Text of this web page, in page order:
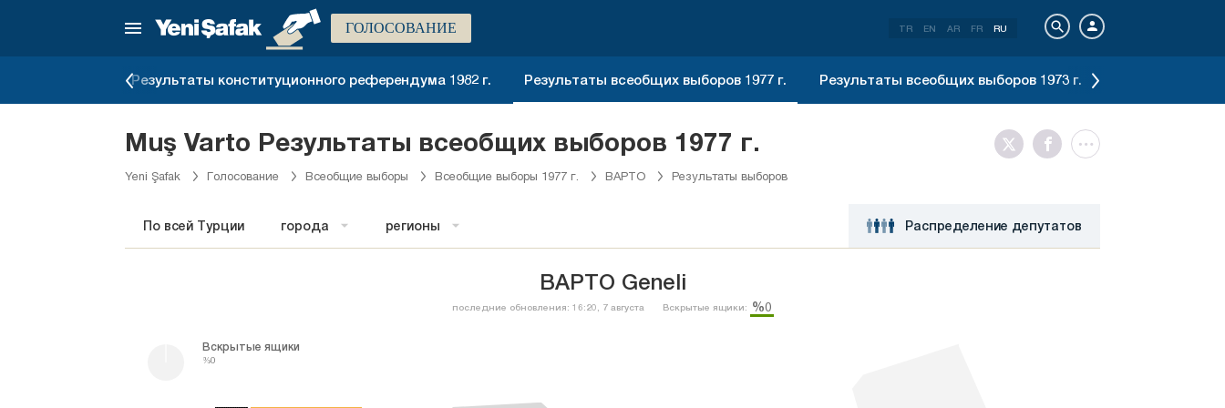
ГОЛОСОВАНИЕ TR EN AR FR RU
Результаты конституционного референдума 1982 г. Результаты всеобщих выборов 1977 г. Результаты всеобщих выборов 1973 г.
Muş Varto Результаты всеобщих выборов 1977 г.
Yeni Şafak Голосование Всеобщие выборы Всеобщие выборы 1977 г. ВАРТО Результаты выборов
По всей Турции города регионы Распределение депутатов
ВАРТО Geneli
последние обновления: 16:20, 7 августа Вскрытые ящики: %0
Вскрытые ящики
%0